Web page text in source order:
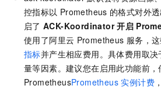
控指标以 Prometheus 的格式对外
启了 ACK-Koordinator 开启
使用了阿里云 Prometheus 服务，
指标并产生相应费用。具体费用取
量等因素。建议您在启用此功能前
PrometheusPrometheus 实例计费